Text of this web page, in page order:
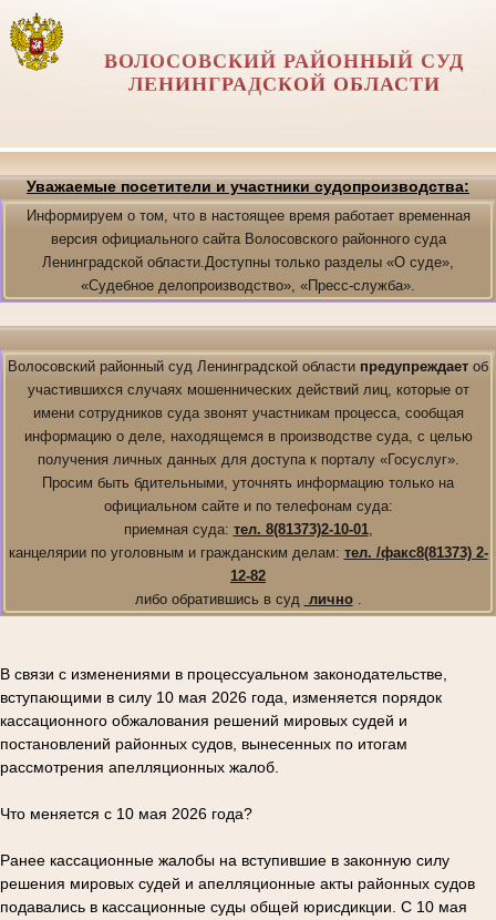
ВОЛОСОВСКИЙ РАЙОННЫЙ СУД
ЛЕНИНГРАДСКОЙ ОБЛАСТИ
Уважаемые посетители и участники судопроизводства:
Информируем о том, что в настоящее время работает временная
версия официального сайта Волосовского районного суда
Ленинградской области.Доступны только разделы «О суде»,
«Судебное делопроизводство», «Пресс-служба».
Волосовский районный суд Ленинградской области предупреждает об
участившихся случаях мошеннических действий лиц, которые от
имени сотрудников суда звонят участникам процесса, сообщая
информацию о деле, находящемся в производстве суда, с целью
получения личных данных для доступа к порталу «Госуслуг».
Просим быть бдительными, уточнять информацию только на
официальном сайте и по телефонам суда:
приемная суда: тел. 8(81373)2-10-01,
канцелярии по уголовным и гражданским делам: тел. /факс8(81373) 2-
12-82
либо обратившись в суд лично.
В связи с изменениями в процессуальном законодательстве,
вступающими в силу 10 мая 2026 года, изменяется порядок
кассационного обжалования решений мировых судей и
постановлений районных судов, вынесенных по итогам
рассмотрения апелляционных жалоб.
Что меняется с 10 мая 2026 года?
Ранее кассационные жалобы на вступившие в законную силу
решения мировых судей и апелляционные акты районных судов
подавались в кассационные суды общей юрисдикции. С 10 мая